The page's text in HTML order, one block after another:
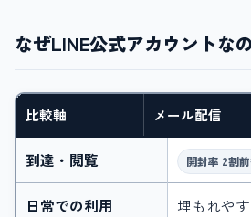
なぜLINE公式アカウントな
比較軸 メール配信
到達・閲覧 開封率 2割
日常での利用 埋もれや